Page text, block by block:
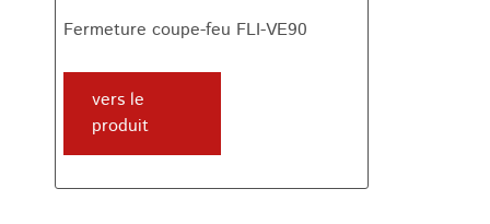
Fermeture coupe-feu FLI-VE90
vers le
produit